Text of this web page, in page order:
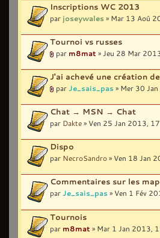
Inscriptions WC 2013
par joseywales» Mar 13 Aoû
Tournoi vs russes
par m8mat » Jeu 28 Mar
J'ai achevé une création
par Je_sais_pas» Mer 30
Chat → MSN → Chat
par Dakte» Ven 25 Jan 2013,
Dispo
par NecroSandro» Ven 18 Jan
Commentaires sur les
parJe_sais_pas» Ven 1 Fév
Tournois
par m8mat » Mar 1 Jan 2013,